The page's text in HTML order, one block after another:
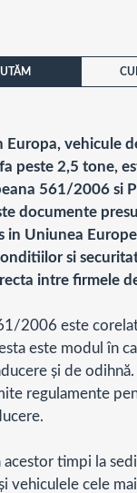
Europa, vehicule
peste 2,5 tone,
561/2006 si
documente
in Uniunea
si
intre firmele
2006 este
este modul în
și de odihnă.
regulamente
timpi la
vehiculele cele